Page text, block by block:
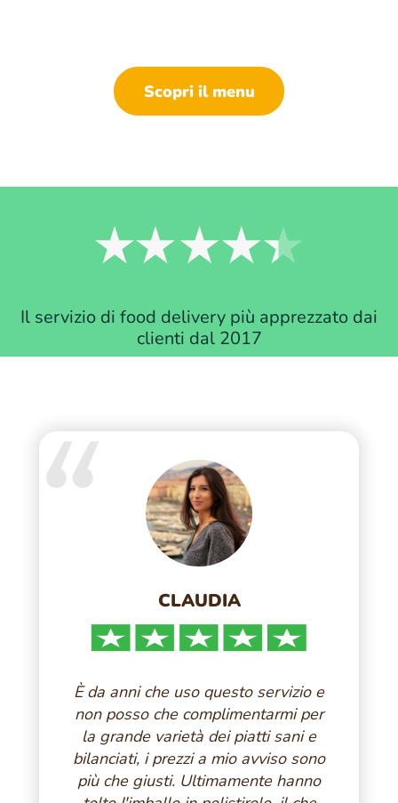
Scopri il menu
Il servizio di food delivery più apprezzato dai
clienti dal 2017
CLAUDIA
È da anni che uso questo servizio e
non posso che complimentarmi per
la grande varietà dei piatti sani e
bilanciati, i prezzi a mio avviso sono
più che giusti. Ultimamente hanno